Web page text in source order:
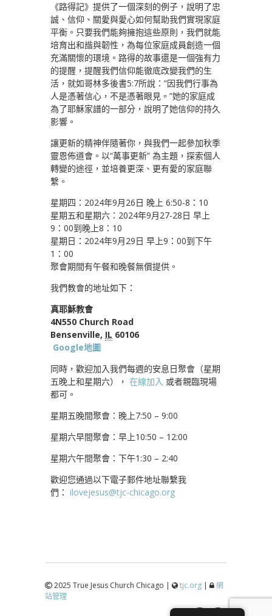
《路得記》提供了一個深刻的例子，說明了忠
誠、信仰、關愛與愛心如何幫助我們實現家庭
平衡。只要我們能夠擁抱這些原則，我們就能
培育出和諧與韌性，為每位家庭成員創造一個
充滿關懷的環境。路得的故事還是一個強有力
的提醒，提醒我們信仰能徹底改變我們的生
活，就如哥林多後書5:7所說：“因我們行事為
人是憑著信心，不是憑著眼見。”她的家庭成
為了耶穌家譜的一部分，說明了她信仰的持久
影響。
讓更新的精神伴隨著你，與我們一起參加秋季
靈恩佈道會。以“萬事更新” 為主題，探索個人
轉變的途徑，並培養更深、更有愛的家庭聯
繫。
星期四：2024年9月26日 晚上 6:50-8：10
星期五和星期六：2024年9月27-28日 早上
9：00到晚上8：10
星期日：2024年9月29日 早上9：00到下午
1：00
聚會期間有午餐和晚餐無償提供。
我們教會的地址如下：
真耶穌教會
4N550 Church Road
Bensenville, IL 60106
Google地圖
同時，歡迎加入我們每週的安息日聚會（星期
五晚上和星期六）， 在線加入 或者親臨現場
都可。
星期五晚間聚會：晚上7:50 – 9:00
星期六早間聚會：早上10:50 – 12:00
星期六午間聚會：下午1:30 – 2:40
歡迎您通過以下電子郵件地址聯繫我
們： ilovejesus@tjc-chicago.org
2025 True Jesus Church Chicago | tjc.org|
網
站管理